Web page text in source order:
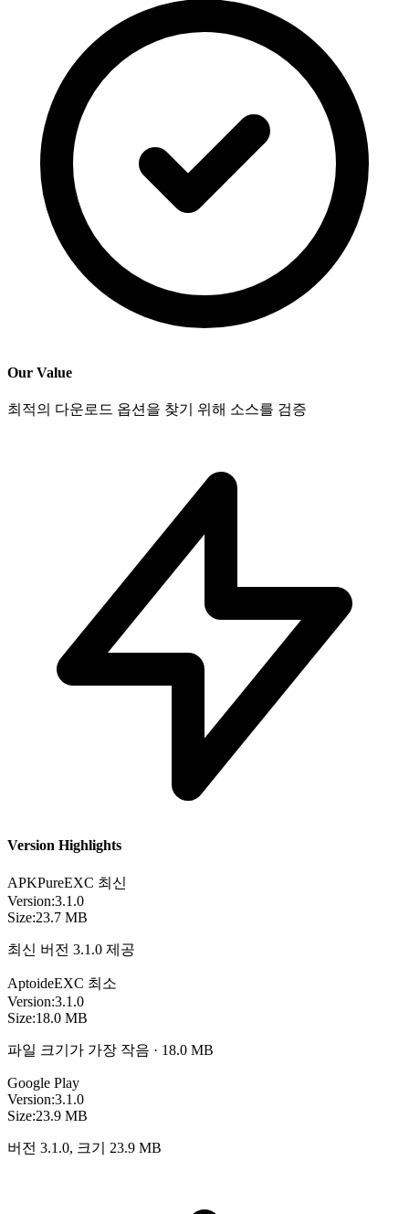
Our Value
최적의 다운로드 옵션을 찾기 위해 소스를 검증
Version Highlights
APKPureEXC 최신
Version:3.1.0
Size:23.7 MB
최신 버전 3.1.0 제공
AptoideEXC 최소
Version:3.1.0
Size:18.0 MB
파일 크기가 가장 작음 · 18.0 MB
Google Play
Version:3.1.0
Size:23.9 MB
버전 3.1.0, 크기 23.9 MB